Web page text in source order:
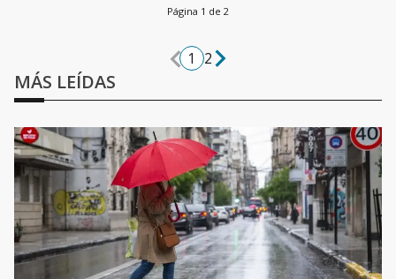
Página 1 de 2
1 2
MÁS LEÍDAS